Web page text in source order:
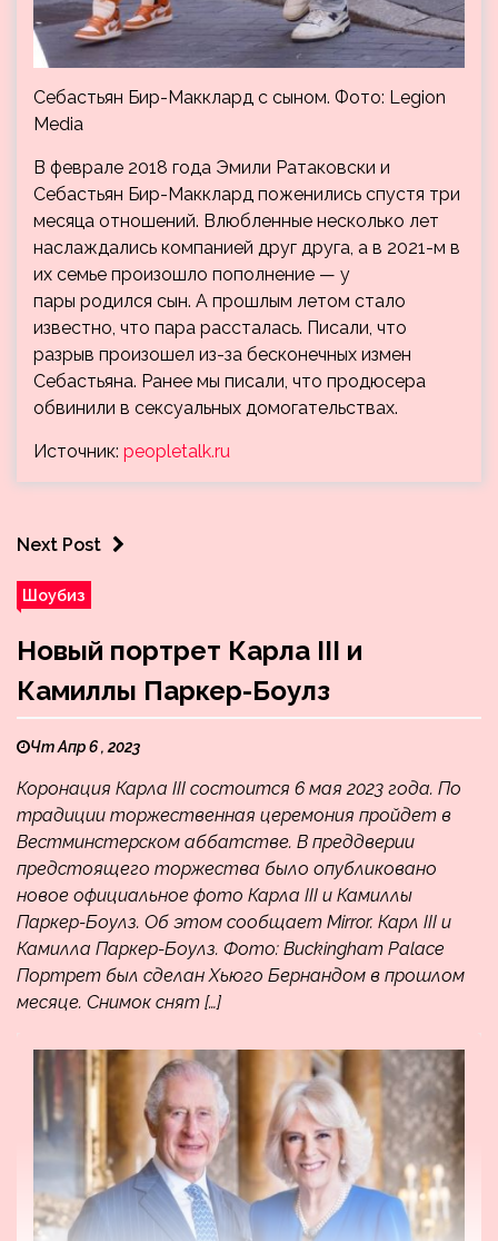
Себастьян Бир-Макклард с сыном. Фото: Legion
Media
В феврале 2018 года Эмили Ратаковски и
Себастьян Бир-Макклард поженились спустя три
месяца отношений. Влюбленные несколько лет
наслаждались компанией друг друга, а в 2021-м в
их семье произошло пополнение — у
пары родился сын. А прошлым летом стало
известно, что пара рассталась. Писали, что
разрыв произошел из-за бесконечных измен
Себастьяна. Ранее мы писали, что продюсера
обвинили в сексуальных домогательствах.
Источник: peopletalk.ru
Next Post
Шоубиз
Новый портрет Карла III и
Камиллы Паркер-Боулз
Чт Апр 6 , 2023
Коронация Карла III состоится 6 мая 2023 года. По
традиции торжественная церемония пройдет в
Вестминстерском аббатстве. В преддверии
предстоящего торжества было опубликовано
новое официальное фото Карла III и Камиллы
Паркер-Боулз. Об этом сообщает Mirror. Карл III и
Камилла Паркер-Боулз. Фото: Buckingham Palace
Портрет был сделан Хьюго Бернандом в прошлом
месяце. Снимок снят […]